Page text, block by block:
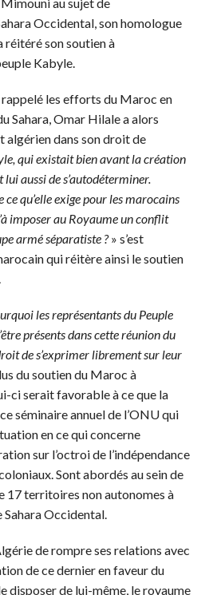
Occidental, son homologue
réitéré son soutien à
Kabyle.
les efforts du Maroc en
Sahara, Omar Hilale a alors
algérien dans son droit de
qui existait bien avant la création
aussi de s’autodéterminer.
ce qu’elle exige pour les marocains
imposer au Royaume un conflit
armé séparatiste ?» s’est
qui réitère ainsi le soutien
les représentants du Peuple
présents dans cette réunion du
de s’exprimer librement sur leur
du soutien du Maroc à
ci serait favorable à ce que la
séminaire annuel de l’ONU qui
en ce qui concerne
sur l’octroi de l’indépendance
Sont abordés au sein de
17 territoires non autonomes à
Sahara Occidental.
de rompre ses relations avec
de ce dernier en faveur du
disposer de lui-même, le royaume